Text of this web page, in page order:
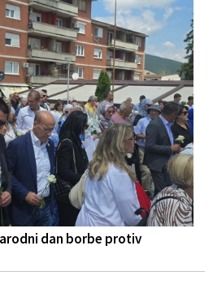
dan borbe protiv